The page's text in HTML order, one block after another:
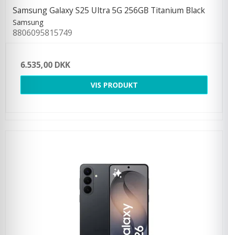
Samsung Galaxy S25 Ultra 5G 256GB Titanium Black
Samsung
8806095815749
6.535,00 DKK
VIS PRODUKT